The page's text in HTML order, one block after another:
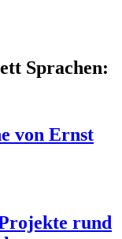
Sprachen:
von Ernst
rund